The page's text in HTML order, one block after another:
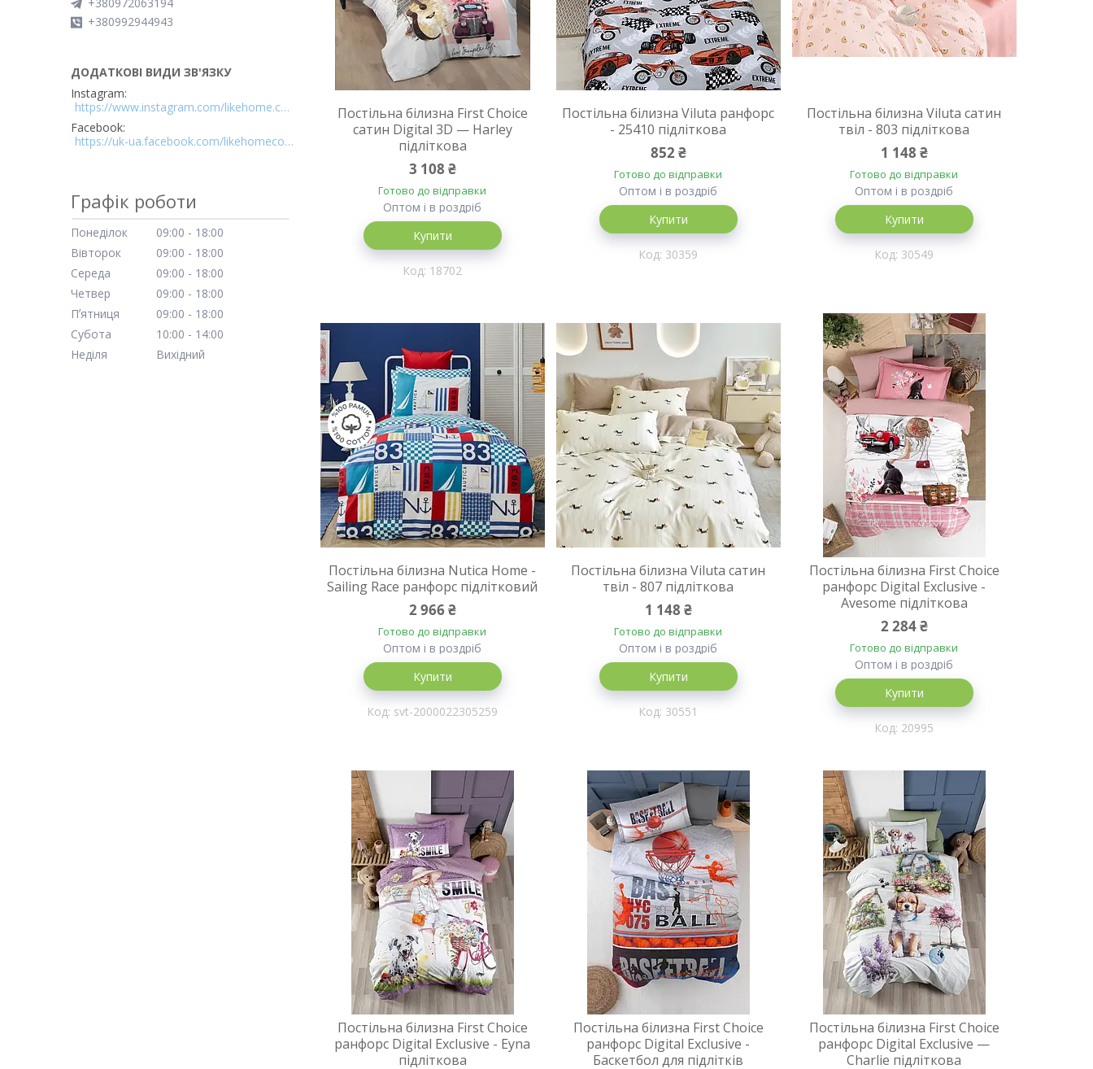
Постільна білизна First Choice
сатин Digital 3D — Harley
підліткова
3 108 ₴
Готово до відправки
Оптом і в роздріб
Купити
18702
Постільна білизна Viluta ранфорс
- 25410 підліткова
852 ₴
Готово до відправки
Оптом і в роздріб
Купити
30359
Постільна білизна Viluta сатин
твіл - 803 підліткова
1 148 ₴
Готово до відправки
Оптом і в роздріб
Купити
30549
Постільна білизна Nutica Home -
Sailing Race ранфорс підлітковий
2 966 ₴
Готово до відправки
Оптом і в роздріб
Купити
svt-2000022305259
Постільна білизна Viluta сатин
твіл - 807 підліткова
1 148 ₴
Готово до відправки
Оптом і в роздріб
Купити
30551
Постільна білизна First Choice
ранфорс Digital Exclusive -
Avesome підліткова
2 284 ₴
Готово до відправки
Оптом і в роздріб
Купити
20995
Постільна білизна First Choice
ранфорс Digital Exclusive - Eyna
підліткова
Постільна білизна First Choice
ранфорс Digital Exclusive -
Баскетбол для підлітків
Постільна білизна First Choice
ранфорс Digital Exclusive —
Charlie підліткова
+380992944943
Instagram
https://www.instagram.com/likehome.com.ua/
Facebook
https://uk-ua.facebook.com/likehomecomua
Графік роботи
Понеділок 09:00
18:00
Вівторок
09:00
18:00
Середа
09:00
18:00
Четвер
09:00
18:00
Пʼятниця
09:00
18:00
Субота
10:00
14:00
Неділя
Вихідний